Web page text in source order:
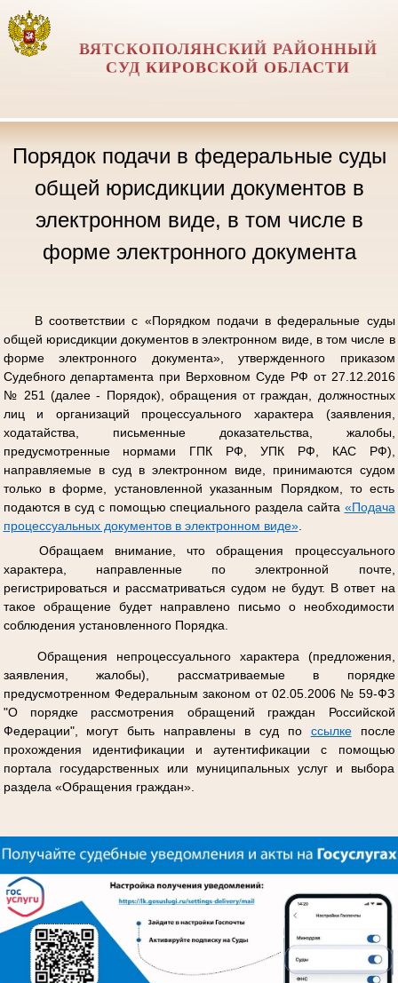
ВЯТСКОПОЛЯНСКИЙ РАЙОННЫЙ
СУД КИРОВСКОЙ ОБЛАСТИ
Порядок подачи в федеральные суды
общей юрисдикции документов в
электронном виде, в том числе в
форме электронного документа
В соответствии с «Порядком подачи в федеральные суды
общей юрисдикции документов в электронном виде, в том числе в
форме электронного документа», утвержденного приказом
Судебного департамента при Верховном Суде РФ от 27.12.2016
№ 251 (далее - Порядок), обращения от граждан, должностных
лиц и организаций процессуального характера (заявления,
ходатайства, письменные доказательства, жалобы,
предусмотренные нормами ГПК РФ, УПК РФ, КАС РФ),
направляемые в суд в электронном виде, принимаются судом
только в форме, установленной указанным Порядком, то есть
подаются в суд с помощью специального раздела сайта «Подача
процессуальных документов в электронном виде».
Обращаем внимание, что обращения процессуального
характера, направленные по электронной почте,
регистрироваться и рассматриваться судом не будут. В ответ на
такое обращение будет направлено письмо о необходимости
соблюдения установленного Порядка.
Обращения непроцессуального характера (предложения,
заявления, жалобы), рассматриваемые в порядке
предусмотренном Федеральным законом от 02.05.2006 № 59-ФЗ
"О порядке рассмотрения обращений граждан Российской
Федерации", могут быть направлены в суд по ссылкепосле
прохождения идентификации и аутентификации с помощью
портала государственных или муниципальных услуг и выбора
раздела «Обращения граждан».